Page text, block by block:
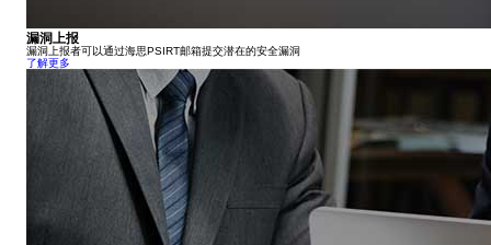
漏洞上报
漏洞上报者可以通过海思PSIRT邮箱提交潜在的安全漏洞
了解更多